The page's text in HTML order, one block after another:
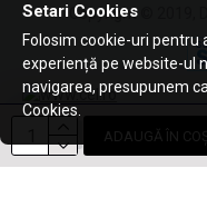
ADAUGĂ ÎN
Copyright © 2019,
Setari Cookies
Folosim cookie-uri pentru
experiență pe website-ul
navigarea, presupunem
Cookies.